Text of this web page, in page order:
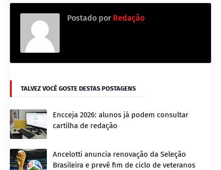
Postado por Redação
TALVEZ VOCÊ GOSTE DESTAS POSTAGENS
Encceja 2026: alunos já podem consultar
cartilha de redação
Ancelotti anuncia renovação da Seleção
Brasileira e prevê fim de ciclo de veteranos